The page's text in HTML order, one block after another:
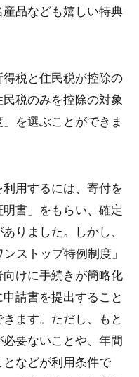
品なども嬉しい特典
税と住民税が控除の
税のみを控除の対象
を選ぶことができま
用するには、寄付を
書」をもらい、確定
りました。しかし、
ストップ特例制度」
けに手続きが簡略化
請書を提出すること
ます。ただし、もと
要ないことや、年間
などが利用条件で